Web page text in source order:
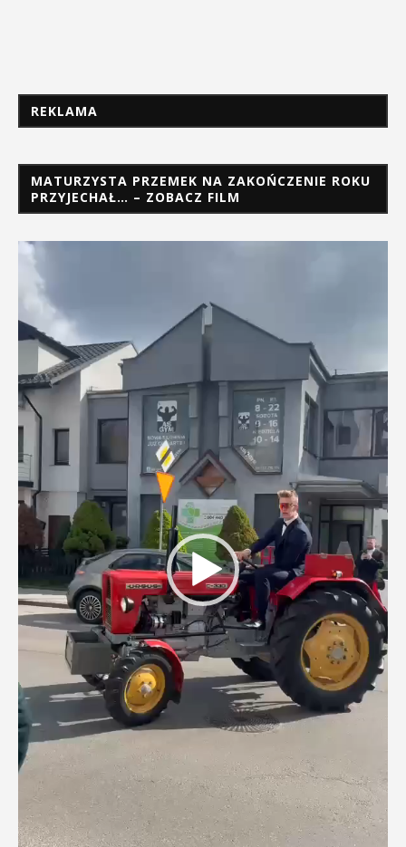
REKLAMA
MATURZYSTA PRZEMEK NA ZAKOŃCZENIE ROKU
PRZYJECHAŁ… – ZOBACZ FILM
Odtwarzacz